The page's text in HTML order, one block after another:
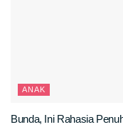
ANAK
Bunda, Ini Rahasia